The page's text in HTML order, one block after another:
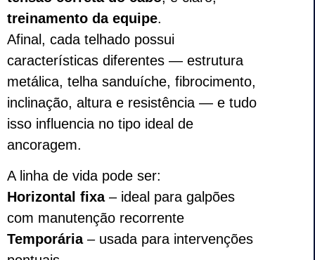
treinamento da equipe.
Afinal, cada telhado possui
características diferentes — estrutura
metálica, telha sanduíche, fibrocimento,
inclinação, altura e resistência — e tudo
isso influencia no tipo ideal de
ancoragem.
A linha de vida pode ser:
Horizontal fixa– ideal para galpões
com manutenção recorrente
Temporária– usada para intervenções